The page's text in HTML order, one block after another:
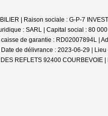
| Raison sociale : G-P-7
: SARL | Capital social : 80
de garantie : RD02007894L |
de délivrance : 2023-06-29 |
REFLETS 92400